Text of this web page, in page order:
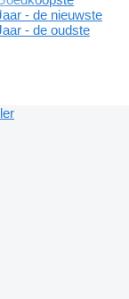
- de nieuwste
- de oudste